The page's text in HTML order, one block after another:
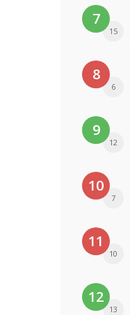
7
15
8
6
9
12
10
7
11
10
12
13